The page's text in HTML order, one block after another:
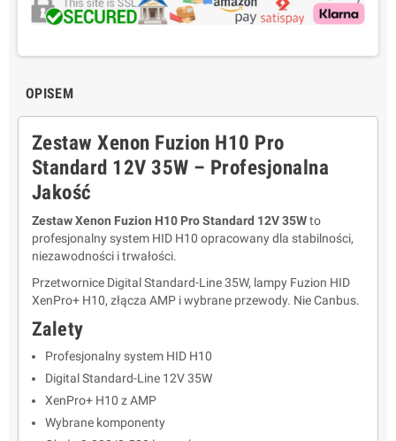
OPISEM
Zestaw Xenon Fuzion H10 Pro
Standard 12V 35W – Profesjonalna
Jakość
Zestaw Xenon Fuzion H10 Pro Standard 12V 35Wto
profesjonalny system HID H10 opracowany dla stabilności,
niezawodności i trwałości.
Przetwornice Digital Standard-Line 35W, lampy Fuzion HID
XenPro+ H10, złącza AMP i wybrane przewody. Nie Canbus.
Zalety
Profesjonalny system HID H10
Digital Standard-Line 12V 35W
XenPro+ H10 z AMP
Wybrane komponenty